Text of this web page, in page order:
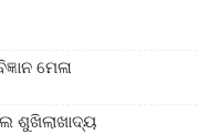
ମେଳା
ଶୁଖିଲାଖାଦ୍ୟ